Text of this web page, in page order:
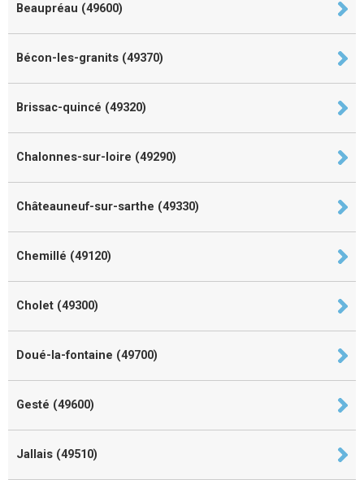
Beaupréau (49600)
Bécon-les-granits (49370)
Brissac-quincé (49320)
Chalonnes-sur-loire (49290)
Châteauneuf-sur-sarthe (49330)
Chemillé (49120)
Cholet (49300)
Doué-la-fontaine (49700)
Gesté (49600)
Jallais (49510)